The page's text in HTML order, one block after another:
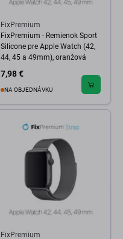
FixPremium
FixPremium - Remienok Sport
Silicone pre Apple Watch (42,
44, 45 a 49mm), oranžová
7,98 €
NA OBJEDNÁVKU
FixPremium